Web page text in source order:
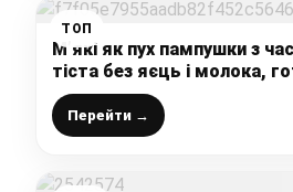
ТОП
М’які як пух пампушки з
тіста без яєць і молока,
порції – це дуже смачно
Перейти →